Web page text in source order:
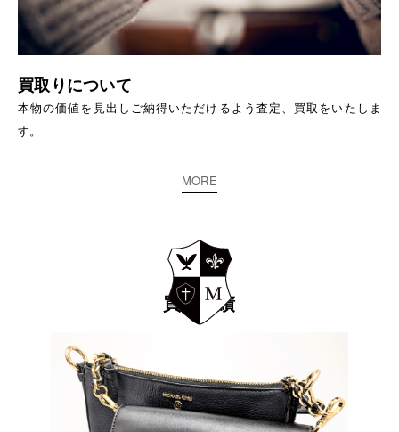
買取りについて
本物の価値を見出しご納得いただけるよう査定、買取をいたしま
す。
MORE
買取実績